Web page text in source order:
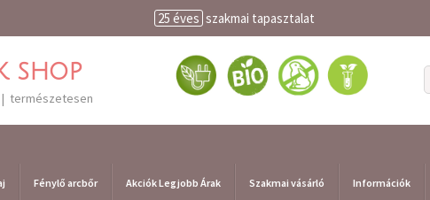
25 éves szakmai tapasztalat
shop
természetesen
Fénylő arcbőr Akciók Legjobb Árak Szakmai vásárló Információk